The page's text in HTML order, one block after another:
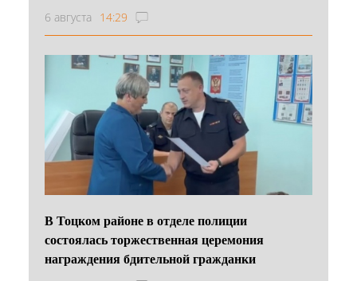
6 августа 14:29
В Тоцком районе в отделе полиции
состоялась торжественная церемония
награждения бдительной гражданки